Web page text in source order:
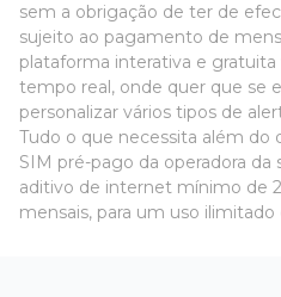
sem a obrigação de ter de
sujeito ao pagamento de
plataforma interativa e
tempo real, onde quer que se
personalizar vários tipos de
Tudo o que necessita além do
SIM pré-pago da operadora
aditivo de internet mínimo de
mensais, para um uso